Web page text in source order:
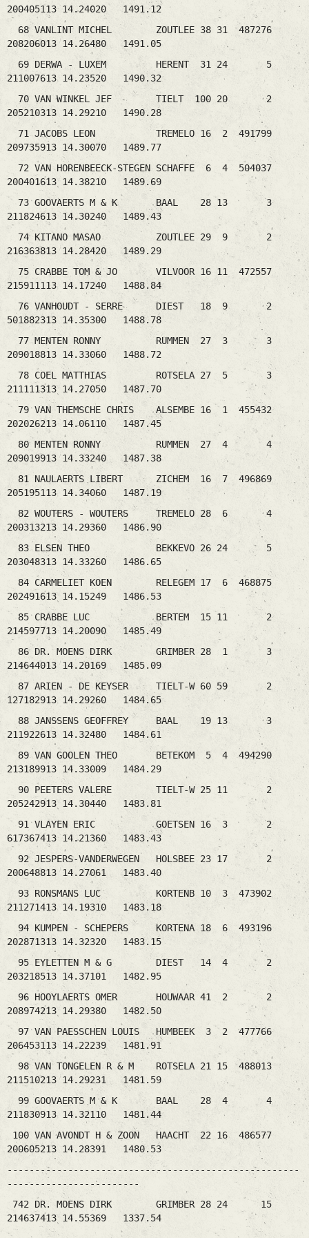
200405113 14.24020 1491.12
68 VANLINT MICHEL ZOUTLEE 38 31 487276
208206013 14.26480 1491.05
69 DERWA - LUXEM HERENT 31 24 5
211007613 14.23520 1490.32
70 VAN WINKEL JEF TIELT 100 20 2
205210313 14.29210 1490.28
71 JACOBS LEON TREMELO 16 2 491799
209735913 14.30070 1489.77
72 VAN HORENBEECK-STEGEN SCHAFFE 6 4 504037
200401613 14.38210 1489.69
73 GOOVAERTS M & K BAAL 28 13 3
211824613 14.30240 1489.43
74 KITANO MASAO ZOUTLEE 29 9 2
216363813 14.28420 1489.29
75 CRABBE TOM & JO VILVOOR 16 11 472557
215911113 14.17240 1488.84
76 VANHOUDT - SERRE DIEST 18 9 2
501882313 14.35300 1488.78
77 MENTEN RONNY RUMMEN 27 3 3
209018813 14.33060 1488.72
78 COEL MATTHIAS ROTSELA 27 5 3
211111313 14.27050 1487.70
79 VAN THEMSCHE CHRIS ALSEMBE 16 1 455432
202026213 14.06110 1487.45
80 MENTEN RONNY RUMMEN 27 4 4
209019913 14.33240 1487.38
81 NAULAERTS LIBERT ZICHEM 16 7 496869
205195113 14.34060 1487.19
82 WOUTERS - WOUTERS TREMELO 28 6 4
200313213 14.29360 1486.90
83 ELSEN THEO BEKKEVO 26 24 5
203048313 14.33260 1486.65
84 CARMELIET KOEN RELEGEM 17 6 468875
202491613 14.15249 1486.53
85 CRABBE LUC BERTEM 15 11 2
214597713 14.20090 1485.49
86 DR. MOENS DIRK GRIMBER 28 1 3
214644013 14.20169 1485.09
87 ARIEN - DE KEYSER TIELT-W 60 59 2
127182913 14.29260 1484.65
88 JANSSENS GEOFFREY BAAL 19 13 3
211922613 14.32480 1484.61
89 VAN GOOLEN THEO BETEKOM 5 4 494290
213189913 14.33009 1484.29
90 PEETERS VALERE TIELT-W 25 11 2
205242913 14.30440 1483.81
91 VLAYEN ERIC GOETSEN 16 3 2
617367413 14.21360 1483.43
92 JESPERS-VANDERWEGEN HOLSBEE 23 17 2
200648813 14.27061 1483.40
93 RONSMANS LUC KORTENB 10 3 473902
211271413 14.19310 1483.18
94 KUMPEN - SCHEPERS KORTENA 18 6 493196
202871313 14.32320 1483.15
95 EYLETTEN M & G DIEST 14 4 2
203218513 14.37101 1482.95
96 HOOYLAERTS OMER HOUWAAR 41 2 2
208974213 14.29380 1482.50
97 VAN PAESSCHEN LOUIS HUMBEEK 3 2 477766
206453113 14.22239 1481.91
98 VAN TONGELEN R & M ROTSELA 21 15 488013
211510213 14.29231 1481.59
99 GOOVAERTS M & K BAAL 28 4 4
211830913 14.32110 1481.44
100 VAN AVONDT H & ZOON HAACHT 22 16 486577
200605213 14.28391 1480.53
-----------------------------------------------------
------------------------
742 DR. MOENS DIRK GRIMBER 28 24 15
214637413 14.55369 1337.54